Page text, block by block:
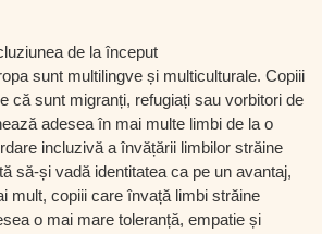
de la început
sunt multilingve și multiculturale. Copiii
că sunt migranți, refugiați sau vorbitori de
adesea în mai multe limbi de la o
incluzivă a învățării limbilor străine
să-și vadă identitatea ca pe un avantaj,
mult, copiii care învață limbi străine
o mai mare toleranță, empatie și